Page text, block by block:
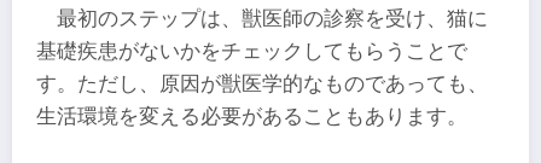
最初のステップは、獣医師の診察を受け、猫に
基礎疾患がないかをチェックしてもらうことで
す。ただし、原因が獣医学的なものであっても、
生活環境を変える必要があることもあります。